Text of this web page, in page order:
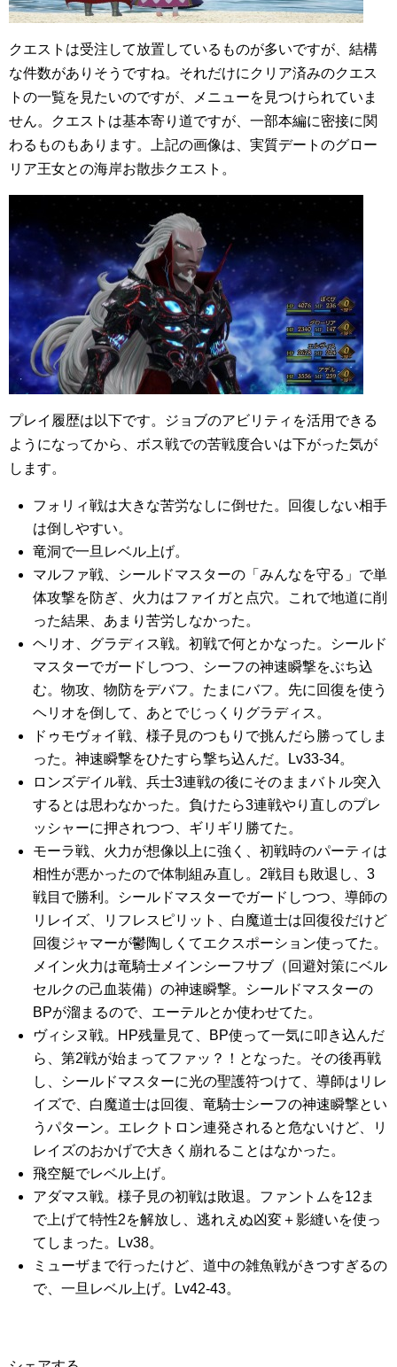
クエストは受注して放置しているものが多いですが、結構
な件数がありそうですね。それだけにクリア済みのクエス
トの一覧を見たいのですが、メニューを見つけられていま
せん。クエストは基本寄り道ですが、一部本編に密接に関
わるものもあります。上記の画像は、実質デートのグロー
リア王女との海岸お散歩クエスト。
プレイ履歴は以下です。ジョブのアビリティを活用できる
ようになってから、ボス戦での苦戦度合いは下がった気が
します。
フォリィ戦は大きな苦労なしに倒せた。回復しない相手
は倒しやすい。
竜洞で一旦レベル上げ。
マルファ戦、シールドマスターの「みんなを守る」で単
体攻撃を防ぎ、火力はファイガと点穴。これで地道に削
った結果、あまり苦労しなかった。
ヘリオ、グラディス戦。初戦で何とかなった。シールド
マスターでガードしつつ、シーフの神速瞬撃をぶち込
む。物攻、物防をデバフ。たまにバフ。先に回復を使う
ヘリオを倒して、あとでじっくりグラディス。
ドゥモヴォイ戦、様子見のつもりで挑んだら勝ってしま
った。神速瞬撃をひたすら撃ち込んだ。Lv33-34。
ロンズデイル戦、兵士3連戦の後にそのままバトル突入
するとは思わなかった。負けたら3連戦やり直しのプレ
ッシャーに押されつつ、ギリギリ勝てた。
モーラ戦、火力が想像以上に強く、初戦時のパーティは
相性が悪かったので体制組み直し。2戦目も敗退し、3
戦目で勝利。シールドマスターでガードしつつ、導師の
リレイズ、リフレスピリット、白魔道士は回復役だけど
回復ジャマーが鬱陶しくてエクスポーション使ってた。
メイン火力は竜騎士メインシーフサブ（回避対策にベル
セルクの己血装備）の神速瞬撃。シールドマスターの
BPが溜まるので、エーテルとか使わせてた。
ヴィシヌ戦。HP残量見て、BP使って一気に叩き込んだ
ら、第2戦が始まってファッ？！となった。その後再戦
し、シールドマスターに光の聖護符つけて、導師はリレ
イズで、白魔道士は回復、竜騎士シーフの神速瞬撃とい
うパターン。エレクトロン連発されると危ないけど、リ
レイズのおかげで大きく崩れることはなかった。
飛空艇でレベル上げ。
アダマス戦。様子見の初戦は敗退。ファントムを12ま
で上げて特性2を解放し、逃れえぬ凶変＋影縫いを使っ
てしまった。Lv38。
ミューザまで行ったけど、道中の雑魚戦がきつすぎるの
で、一旦レベル上げ。Lv42-43。